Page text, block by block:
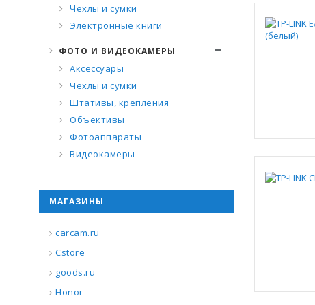
Чехлы и сумки
Электронные книги
ФОТО И ВИДЕОКАМЕРЫ
Аксессуары
Чехлы и сумки
Штативы, крепления
Объективы
Фотоаппараты
Видеокамеры
МАГАЗИНЫ
carcam.ru
Cstore
goods.ru
Honor